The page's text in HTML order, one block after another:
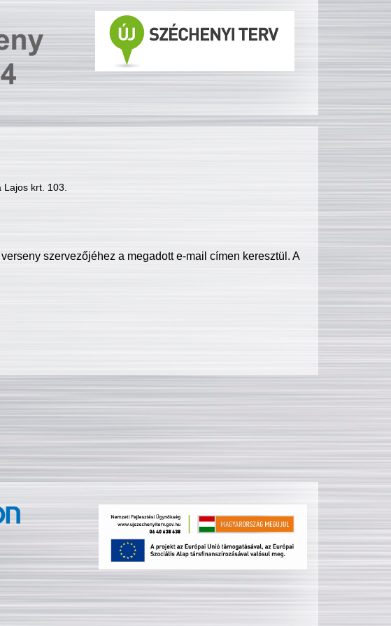
Lajos krt. 103.
szervezőjéhez a megadott e-mail címen keresztül. A